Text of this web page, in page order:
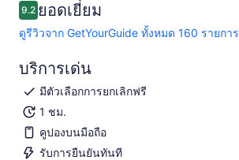
9.29.2 จาก 10
ยอดเยี่ยม
ดูรีวิวจาก GetYourGuide ทั้งหมด 160 รายการ
บริการเด่น
มีตัวเลือกการยกเลิกฟรี
1 ชม.
คูปองบนมือถือ
รับการยืนยันทันที